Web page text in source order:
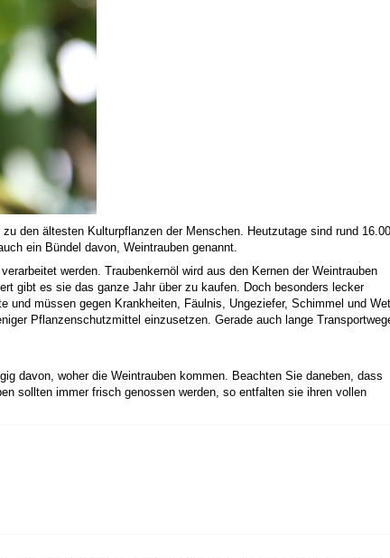
den ältesten Kulturpflanzen der Menschen. Heutzutage sind rund
ein Bündel davon, Weintrauben genannt.
werden. Traubenkernöl wird aus den Kernen der Weintrauben
gibt es sie das ganze Jahr über zu kaufen. Doch besonders lecker
müssen gegen Krankheiten, Fäulnis, Ungeziefer, Schimmel und
Pflanzenschutzmittel einzusetzen. Gerade auch lange
davon, woher die Weintrauben kommen. Beachten Sie daneben, dass
sollten immer frisch genossen werden, so entfalten sie ihren vollen